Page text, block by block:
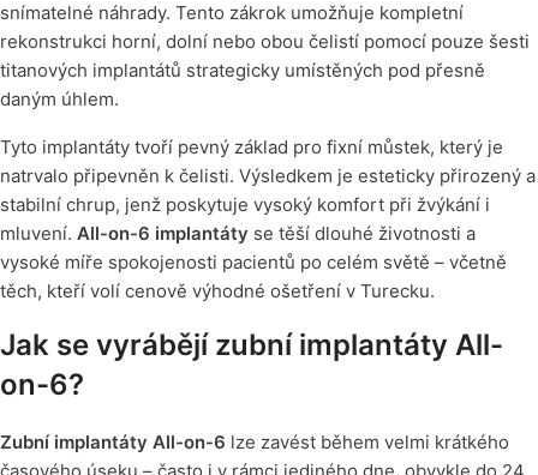
snímatelné náhrady. Tento zákrok umožňuje kompletní
rekonstrukci horní, dolní nebo obou čelistí pomocí pouze šesti
titanových implantátů strategicky umístěných pod přesně
daným úhlem.
Tyto implantáty tvoří pevný základ pro fixní můstek, který je
natrvalo připevněn k čelisti. Výsledkem je esteticky přirozený a
stabilní chrup, jenž poskytuje vysoký komfort při žvýkání i
mluvení. All-on-6 implantáty se těší dlouhé životnosti a
vysoké míře spokojenosti pacientů po celém světě – včetně
těch, kteří volí cenově výhodné ošetření v Turecku.
Jak se vyrábějí zubní implantáty All-
on-6?
Zubní implantáty All-on-6 lze zavést během velmi krátkého